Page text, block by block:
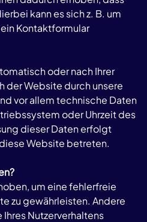
kann es sich z. B. um
Kontaktformular
oder nach Ihrer
der Website durch unsere
vor allem technische Daten
oder Uhrzeit des
dieser Daten erfolgt
Website betreten.
um eine fehlerfreie
zu gewährleisten. Andere
Ihres Nutzerverhaltens